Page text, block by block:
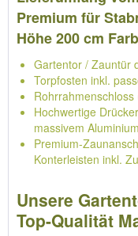
Premium für
Höhe 200 cm
Gartentor / Zauntür
Torpfosten inkl.
Hochwertige
massivem Aluminium
Premium-
Konterleisten inkl.
Unsere
Top-Qualität